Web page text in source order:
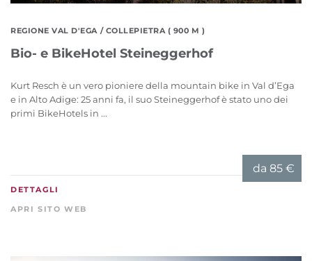
REGIONE VAL D'EGA / COLLEPIETRA ( 900 M )
Bio- e BikeHotel Steineggerhof
Kurt Resch è un vero pioniere della mountain bike in Val d’Ega
e in Alto Adige: 25 anni fa, il suo Steineggerhof è stato uno dei
primi BikeHotels in ...
da 85 €
DETTAGLI
APRI SITO WEB